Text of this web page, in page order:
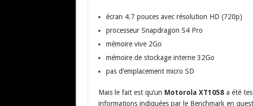
écran 4.7 pouces avec résolution HD (720p)
processeur Snapdragon S4 Pro
mémoire vive 2Go
mémoire de stockage interne 32Go
pas d’emplacement micro SD
Mais le fait est qu’un Motorola XT1058a été
informations indiquées par le Benchmark en